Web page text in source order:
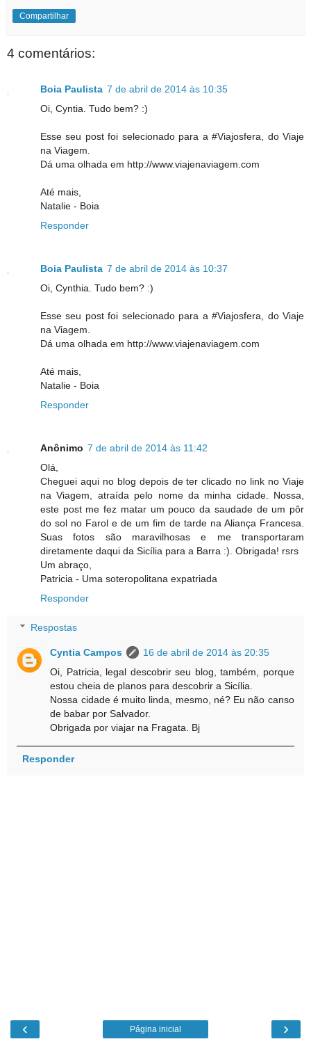
Compartilhar
4 comentários:
Boia Paulista 7 de abril de 2014 às 10:35
Oi, Cyntia. Tudo bem? :)
Esse seu post foi selecionado para a #Viajosfera, do Viaje
na Viagem.
Dá uma olhada em http://www.viajenaviagem.com
Até mais,
Natalie - Boia
Responder
Boia Paulista 7 de abril de 2014 às 10:37
Oi, Cynthia. Tudo bem? :)
Esse seu post foi selecionado para a #Viajosfera, do Viaje
na Viagem.
Dá uma olhada em http://www.viajenaviagem.com
Até mais,
Natalie - Boia
Responder
Anônimo 7 de abril de 2014 às 11:42
Olá,
Cheguei aqui no blog depois de ter clicado no link no Viaje
na Viagem, atraída pelo nome da minha cidade. Nossa,
este post me fez matar um pouco da saudade de um pôr
do sol no Farol e de um fim de tarde na Aliança Francesa.
Suas fotos são maravilhosas e me transportaram
diretamente daqui da Sicília para a Barra :). Obrigada! rsrs
Um abraço,
Patricia - Uma soteropolitana expatriada
Responder
Respostas
Cyntia Campos
16 de abril de 2014 às 20:35
Oi, Patricia, legal descobrir seu blog, também, porque
estou cheia de planos para descobrir a Sicília.
Nossa cidade é muito linda, mesmo, né? Eu não canso
de babar por Salvador.
Obrigada por viajar na Fragata. Bj
Responder
‹ ›
Página inicial